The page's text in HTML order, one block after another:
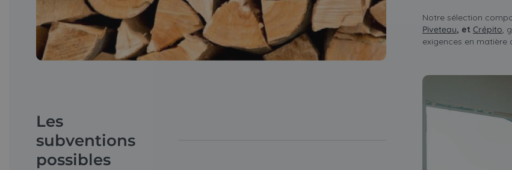
Notre sélection
Piveteau, etCrépito,
exigences en matière
Les
subventions
possibles